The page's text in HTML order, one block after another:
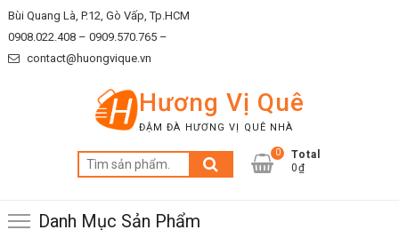
Skip
to
content
Bùi Quang Là, P.12, Gò Vấp, Tp.HCM
0908.022.408 – 0909.570.765 –
contact@huongvique.vn
Hương Vị Quê
ĐẬM ĐÀ HƯƠNG VỊ QUÊ NHÀ
Tìm
kiếm:
0
Total
0₫
Danh Mục Sản Phẩm